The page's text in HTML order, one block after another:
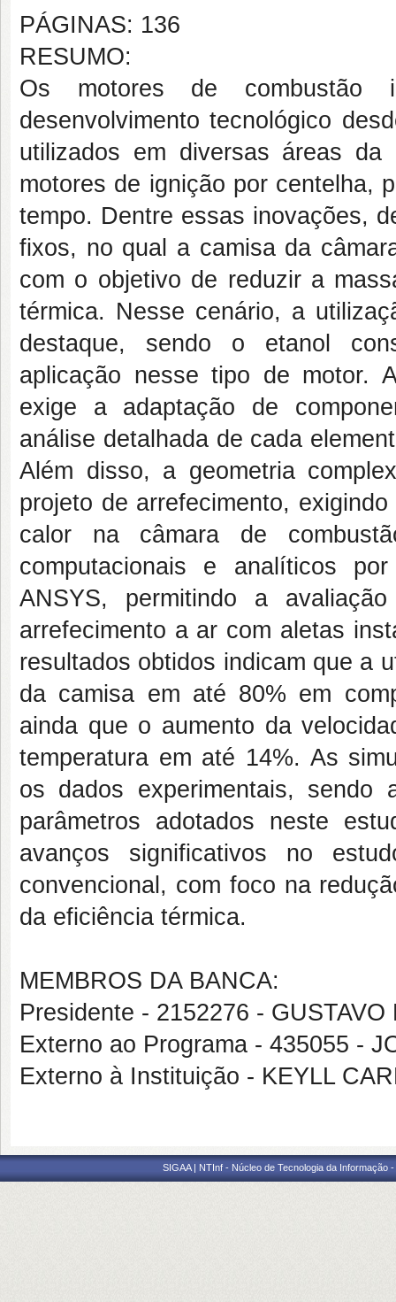
PÁGINAS: 136
RESUMO:
Os motores de combustão
desenvolvimento tecnológico
utilizados em diversas áreas
motores de ignição por centelha,
tempo. Dentre essas inovações,
fixos, no qual a camisa da
com o objetivo de reduzir a
térmica. Nesse cenário, a
destaque, sendo o etanol
aplicação nesse tipo de motor.
exige a adaptação de
análise detalhada de cada
Além disso, a geometria
projeto de arrefecimento,
calor na câmara de
computacionais e analíticos
ANSYS, permitindo a
arrefecimento a ar com aletas
resultados obtidos indicam que a
da camisa em até 80% em
ainda que o aumento da
temperatura em até 14%. As
os dados experimentais, sendo
parâmetros adotados neste
avanços significativos no
convencional, com foco na
da eficiência térmica.
MEMBROS DA BANCA:
Presidente - 2152276 -
Externo ao Programa - 435055 -
Externo à Instituição - KEYLL
SIGAA | NTInf - Núcleo de Tecnologia da